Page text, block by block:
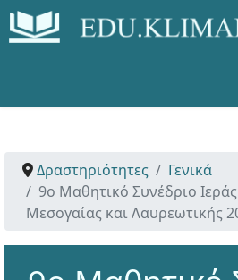
Δραστηριότητες
Γενικά
9ο Μαθητικό Συνέδριο
Μεσογαίας και Λαυρεωτικής